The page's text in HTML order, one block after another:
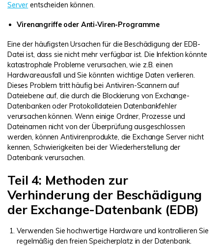
Server entscheiden können.
Virenangriffe oder Anti-Viren-Programme
Eine der häufigsten Ursachen für die Beschädigung der EDB-
Datei ist, dass sie nicht mehr verfügbar ist. Die Infektion könnte
katastrophale Probleme verursachen, wie z.B. einen
Hardwareausfall und Sie könnten wichtige Daten verlieren.
Dieses Problem tritt häufig bei Antiviren-Scannern auf
Dateiebene auf, die durch die Blockierung von Exchange-
Datenbanken oder Protokolldateien Datenbankfehler
verursachen können. Wenn einige Ordner, Prozesse und
Dateinamen nicht von der Überprüfung ausgeschlossen
werden, können Antivirenprodukte, die Exchange Server nicht
kennen, Schwierigkeiten bei der Wiederherstellung der
Datenbank verursachen.
Teil 4: Methoden zur
Verhinderung der Beschädigung
der Exchange-Datenbank (EDB)
Verwenden Sie hochwertige Hardware und kontrollieren Sie
regelmäßig den freien Speicherplatz in der Datenbank.